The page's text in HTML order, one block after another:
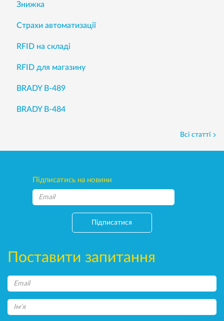
Знижка
Страхи автоматизації
RFID на складі
RFID для магазину
BRADY B-489
BRADY B-484
Всі статті
Підписатись на новини
Підписатися
Поставити запитання